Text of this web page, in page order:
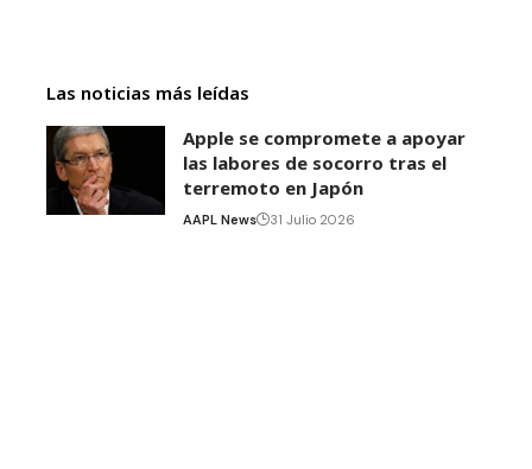
Las noticias más leídas
Apple se compromete a apoyar
las labores de socorro tras el
terremoto en Japón
AAPL News 31 Julio 2026